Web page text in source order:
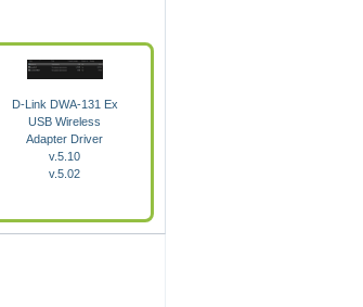
D-Link DWA-131 Ex
USB Wireless
Adapter Driver
v.5.10
v.5.02